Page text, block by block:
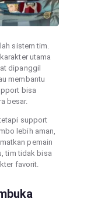
sistem tim.
utama
dipanggil
membantu
bisa
besar.
support
lebih aman,
pemain
tim tidak bisa
favorit.